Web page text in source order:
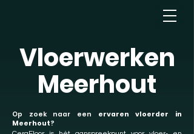
Vloerwerken
Meerhout
Op zoek naar een ervaren vloerder in
Meerhout?